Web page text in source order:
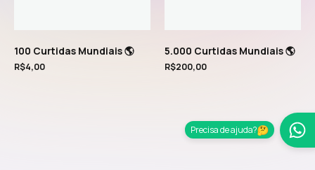
100 Curtidas Mundiais 🌎
R$4,00
5.000 Curtidas Mundiais 🌎
R$200,00
Precisa de ajuda?